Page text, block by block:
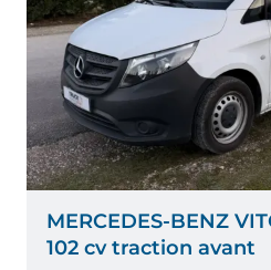
MERCEDES-BENZ
102 cv traction avant